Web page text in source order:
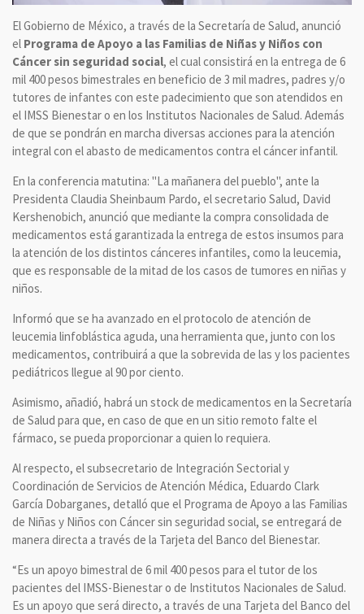
El Gobierno de México, a través de la Secretaría de Salud, anunció
el Programa de Apoyo a las Familias de Niñas y Niños con
Cáncer sin seguridad social, el cual consistirá en la entrega de 6
mil 400 pesos bimestrales en beneficio de 3 mil madres, padres y/o
tutores de infantes con este padecimiento que son atendidos en
el IMSS Bienestar o en los Institutos Nacionales de Salud. Además
de que se pondrán en marcha diversas acciones para la atención
integral con el abasto de medicamentos contra el cáncer infantil.
En la conferencia matutina: "La mañanera del pueblo", ante la
Presidenta Claudia Sheinbaum Pardo, el secretario Salud, David
Kershenobich, anunció que mediante la compra consolidada de
medicamentos está garantizada la entrega de estos insumos para
la atención de los distintos cánceres infantiles, como la leucemia,
que es responsable de la mitad de los casos de tumores en niñas y
niños.
Informó que se ha avanzado en el protocolo de atención de
leucemia linfoblástica aguda, una herramienta que, junto con los
medicamentos, contribuirá a que la sobrevida de las y los pacientes
pediátricos llegue al 90 por ciento.
Asimismo, añadió, habrá un stock de medicamentos en la Secretaría
de Salud para que, en caso de que en un sitio remoto falte el
fármaco, se pueda proporcionar a quien lo requiera.
Al respecto, el subsecretario de Integración Sectorial y
Coordinación de Servicios de Atención Médica, Eduardo Clark
García Dobarganes, detalló que el Programa de Apoyo a las Familias
de Niñas y Niños con Cáncer sin seguridad social, se entregará de
manera directa a través de la Tarjeta del Banco del Bienestar.
“Es un apoyo bimestral de 6 mil 400 pesos para el tutor de los
pacientes del IMSS-Bienestar o de Institutos Nacionales de Salud.
Es un apoyo que será directo, a través de una Tarjeta del Banco del